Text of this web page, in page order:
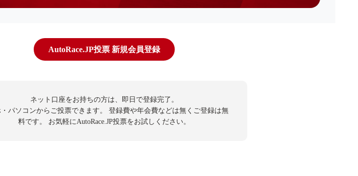
AutoRace.JP投票 新規会員登録
ネット口座をお持ちの方は、即日で登録完了。
パソコンからご投票できます。
登録費や年会費などは無くご登録は無
料です。
お気軽にAutoRace.JP投票をお試しください。